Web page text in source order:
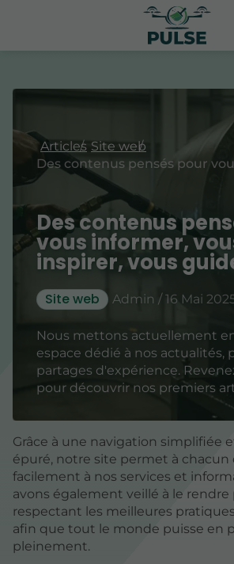
Articles Site web
Des contenus
vous informer,
inspirer, vous
Site web Admin / 16 Mai
Nous mettons actuellement
espace dédié à nos actualités,
partages d'expérience.
pour découvrir nos premiers
Grâce à une navigation simplifiée
épuré, notre site permet à chacun
facilement à nos services et
avons également veillé à le rendre
respectant les meilleures
afin que tout le monde puisse en
pleinement.